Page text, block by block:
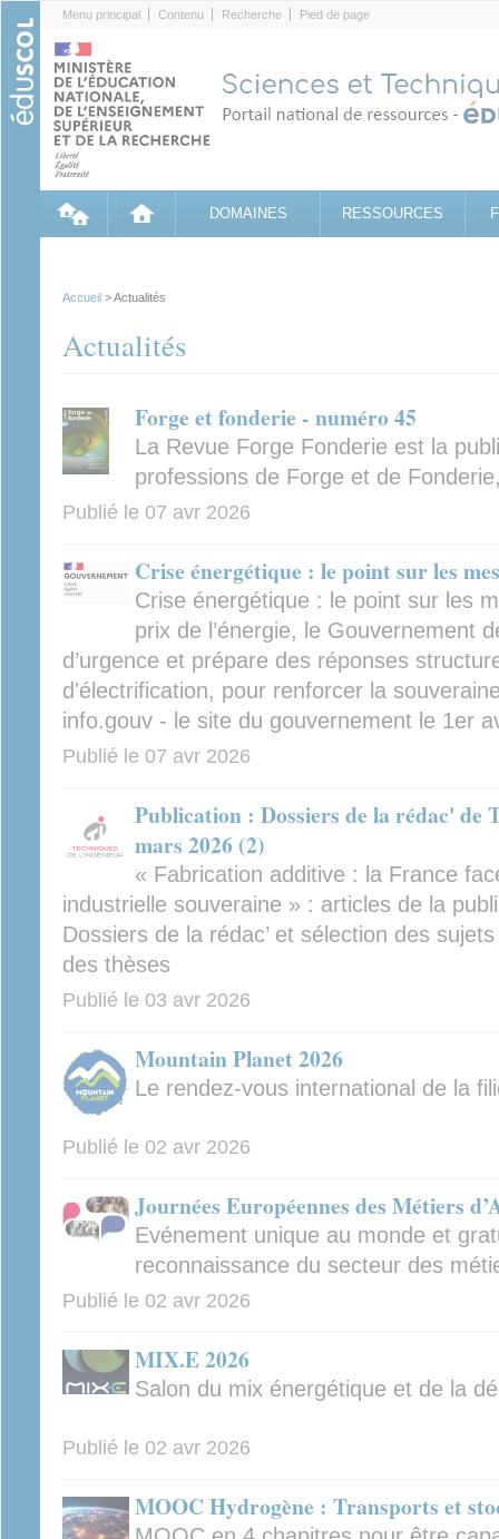
Menu principal Contenu Recherche Pied de page
DOMAINES RESSOURCES
Accueil > Actualités
Actualités
Forge et fonderie - numéro 45
La Revue Forge Fonderie est la
professions de Forge et de
Publié le 07 avr 2026
Crise énergétique : le point sur les
Crise énergétique : le point sur les
prix de l’énergie, le Gouvernement
d’urgence et prépare des réponses
d'électrification, pour renforcer la
info.gouv - le site du gouvernement le 1er
Publié le 07 avr 2026
Publication : Dossiers de la rédac' de
mars 2026 (2)
« Fabrication additive : la France
industrielle souveraine » : articles de la
Dossiers de la rédac’ et sélection des
des thèses
Publié le 03 avr 2026
Mountain Planet 2026
Le rendez-vous international de la
Publié le 02 avr 2026
Journées Européennes des Métiers
Evénement unique au monde et
reconnaissance du secteur des
Publié le 02 avr 2026
MIX.E 2026
Salon du mix énergétique et de la
Publié le 02 avr 2026
MOOC Hydrogène : Transports et